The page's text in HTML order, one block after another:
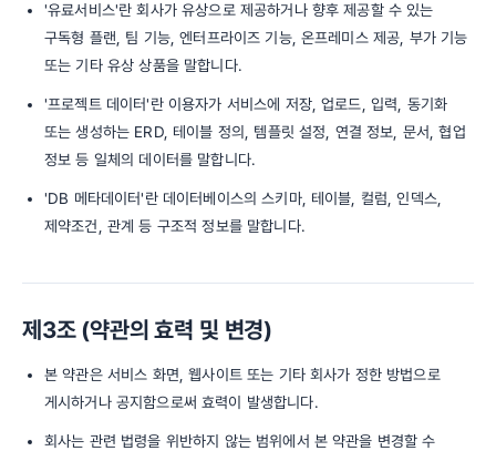
'유료서비스'란 회사가 유상으로 제공하거나 향후 제공할 수 있는
구독형 플랜, 팀 기능, 엔터프라이즈 기능, 온프레미스 제공, 부가 기능
또는 기타 유상 상품을 말합니다.
'프로젝트 데이터'란 이용자가 서비스에 저장, 업로드, 입력, 동기화
또는 생성하는 ERD, 테이블 정의, 템플릿 설정, 연결 정보, 문서, 협업
정보 등 일체의 데이터를 말합니다.
'DB 메타데이터'란 데이터베이스의 스키마, 테이블, 컬럼, 인덱스,
제약조건, 관계 등 구조적 정보를 말합니다.
제3조 (약관의 효력 및 변경)
본 약관은 서비스 화면, 웹사이트 또는 기타 회사가 정한 방법으로
게시하거나 공지함으로써 효력이 발생합니다.
회사는 관련 법령을 위반하지 않는 범위에서 본 약관을 변경할 수